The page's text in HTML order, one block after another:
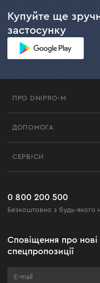
Купуйте ще
застосунку
ПРО DNIPRO-M
Чорна п'ятниця
Клуб майстерності
ДОПОМОГА
Поширені запитання
СЕРВІСИ
0 800 200 500
Безкоштовно з будь-якого
Сповіщення про нові
спецпропозиції